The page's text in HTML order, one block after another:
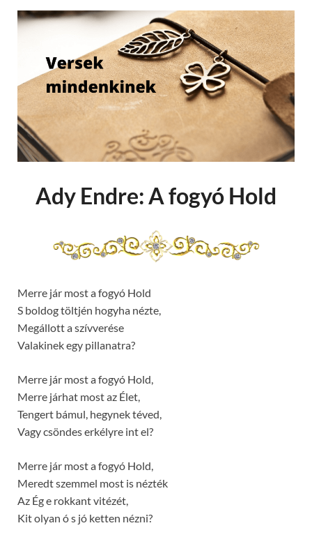
Ady Endre: A fogyó Hold
Merre jár most a fogyó Hold
S boldog töltjén hogyha nézte,
Megállott a szívverése
Valakinek egy pillanatra?
Merre jár most a fogyó Hold,
Merre járhat most az Élet,
Tengert bámul, hegynek téved,
Vagy csöndes erkélyre int el?
Merre jár most a fogyó Hold,
Meredt szemmel most is nézték
Az Ég e rokkant vitézét,
Kit olyan ó s jó ketten nézni?